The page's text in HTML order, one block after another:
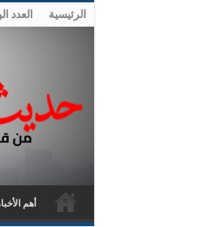
الرئيسية العدد
أهم